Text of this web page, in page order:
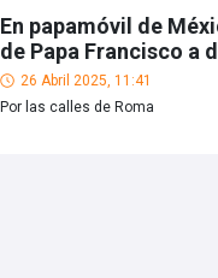
En papamóvil de
de Papa Francisco a
26 Abril 2025, 11:41
Por las calles de Roma